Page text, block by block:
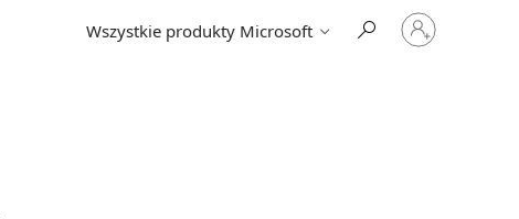
Wszystkie produkty Microsoft
Zaloguj
się